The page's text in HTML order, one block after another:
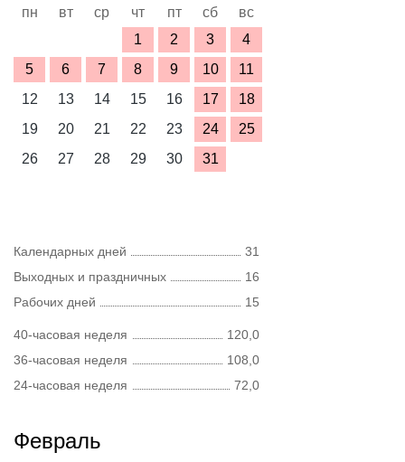
пн вт ср чт пт сб
вс
1
2 3
4
5
6 7 8 9 10
11
12
13 14 15 16 17
18
19
20 21 22 23 24
25
26
27 28 29 30 31
Календарных дней
31
Выходных и праздничных
16
Рабочих дней
15
40-часовая неделя
120,0
36-часовая неделя
108,0
24-часовая неделя
72,0
Февраль